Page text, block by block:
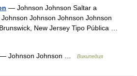
— Johnson Johnson Saltar a
Johnson Johnson Johnson
New Jersey Tipo Pública …
— Johnson Johnson … Википедия